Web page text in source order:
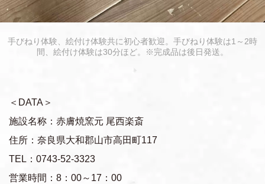
手びねり体験、絵付け体験共に初心者歓迎。手びねり体験は1～2時
間、絵付け体験は30分ほど。※完成品は後日発送。
＜DATA＞
施設名称：赤膚焼窯元 尾西楽斎
住所：奈良県大和郡山市高田町117
TEL：0743-52-3323
営業時間：8：00～17：00